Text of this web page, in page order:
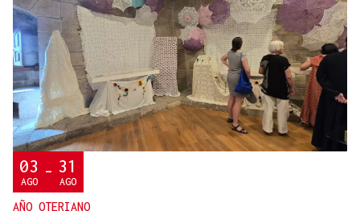
AUTO JUDICIAL
La Justicia frena un proyecto eólico en la provincia
de Ourense por riesgos medioambientales
03
AGO - 31
AGO
AÑO OTERIANO